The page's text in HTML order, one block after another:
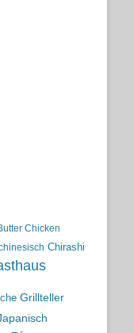
Chicken
Chirashi
Grillteller